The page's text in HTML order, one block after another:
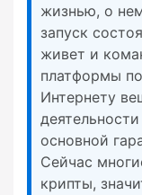
жизнью, о
запуск
живет и
платформы
Интернету
основной
Сейчас
крипты,